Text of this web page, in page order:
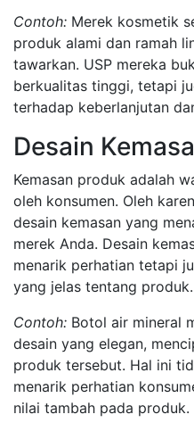
Contoh: Merek kosmetik
produk alami dan ramah
tawarkan. USP mereka
berkualitas tinggi, tetapi
terhadap keberlanjutan
Desain
Kemasan produk adalah
oleh konsumen. Oleh
desain kemasan yang
merek Anda. Desain
menarik perhatian tetapi
yang jelas tentang produk.
Contoh: Botol air mineral
desain yang elegan,
produk tersebut. Hal ini
menarik perhatian
nilai tambah pada produk.